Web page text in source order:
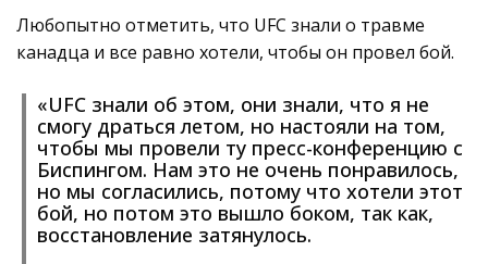
Любопытно отметить, что UFC знали о травме
канадца и все равно хотели, чтобы он провел бой.
«UFC знали об этом, они знали, что я не
смогу драться летом, но настояли на том,
чтобы мы провели ту пресс-конференцию с
Биспингом. Нам это не очень понравилось,
но мы согласились, потому что хотели этот
бой, но потом это вышло боком, так как,
восстановление затянулось.